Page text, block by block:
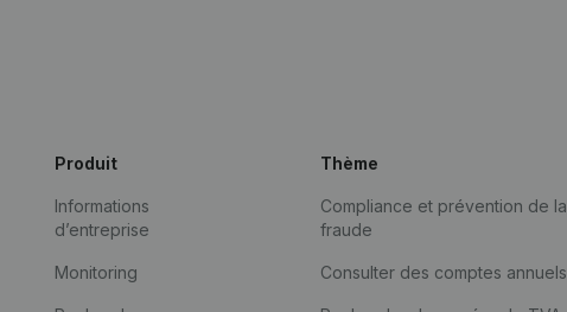
Produit
Informations
d’entreprise
Monitoring
Thème
Compliance et prévention de la
fraude
Consulter des comptes annuels